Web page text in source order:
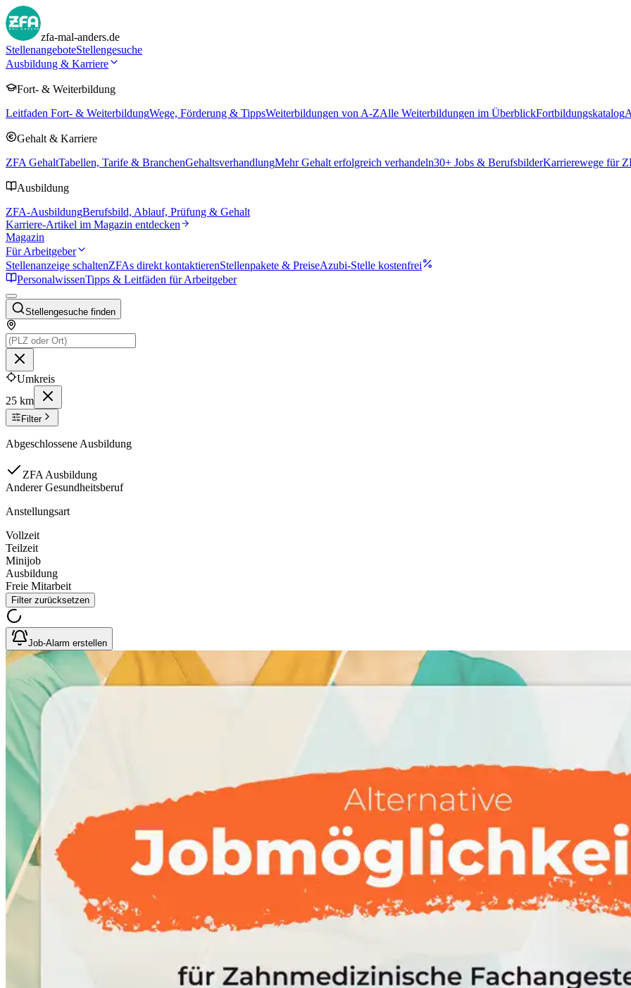
zfa-mal-anders.de
StellenangeboteStellengesuche
Ausbildung & Karriere
Fort- & Weiterbildung
Leitfaden Fort- & WeiterbildungWege, Förderung & TippsWeiterbildungen von A-ZAlle Weiterbildungen im ÜberblickFortbildungskatalog
Gehalt & Karriere
ZFA GehaltTabellen, Tarife & BranchenGehaltsverhandlungMehr Gehalt erfolgreich verhandeln30+ Jobs & BerufsbilderKarrierewege für
Ausbildung
ZFA-AusbildungBerufsbild, Ablauf, Prüfung & Gehalt
Karriere-Artikel im Magazin entdecken
Magazin
Für Arbeitgeber
Stellenanzeige schaltenZFAs direkt kontaktierenStellenpakete & PreiseAzubi-Stelle kostenfrei
PersonalwissenTipps & Leitfäden für Arbeitgeber
Stellengesuche finden
Umkreis
25 km
Filter
Abgeschlossene Ausbildung
ZFA Ausbildung
Anderer Gesundheitsberuf
Anstellungsart
Vollzeit
Teilzeit
Minijob
Ausbildung
Freie Mitarbeit
Filter zurücksetzen
Job-Alarm erstellen